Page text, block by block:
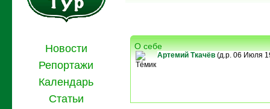
Новости
Репортажи
Календарь
Статьи
О себе
Тёмик
Артемий Ткачёв(д.р. 06 Июля